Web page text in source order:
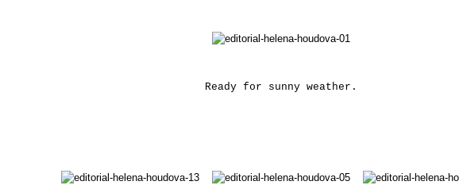
Ready for sunny weather.